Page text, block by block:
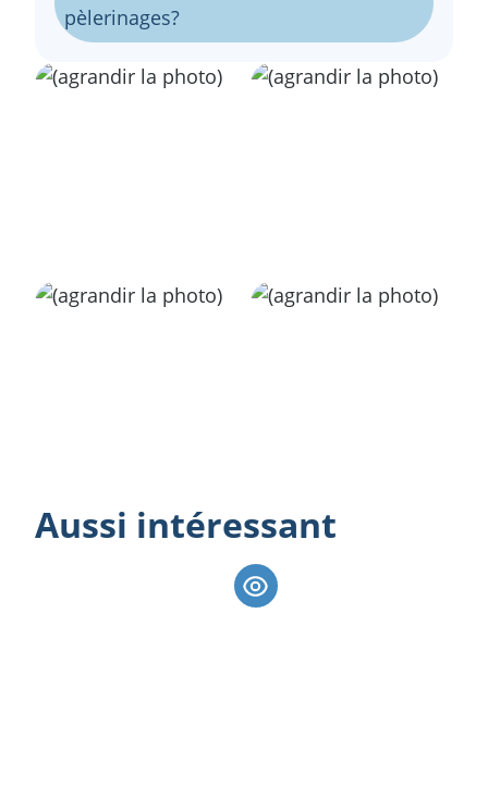
pèlerinages?
Aussi intéressant
Abbaye de Postel